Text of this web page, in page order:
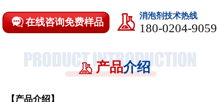
在线咨询免费样品
消泡剂技术热线
180-0204-9059
产品介绍
【产品介绍】